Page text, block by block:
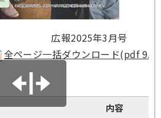
広報2025年3月号
全ページ一括ダウンロード(pdf
内容